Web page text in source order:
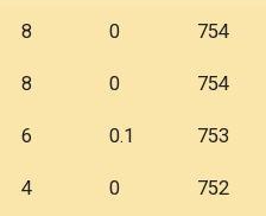
8 0 754
8 0 754
6 0.1 753
4 0 752